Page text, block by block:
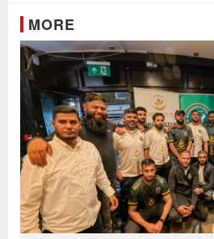
MORE